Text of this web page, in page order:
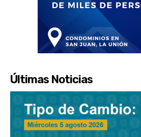
Últimas Noticias